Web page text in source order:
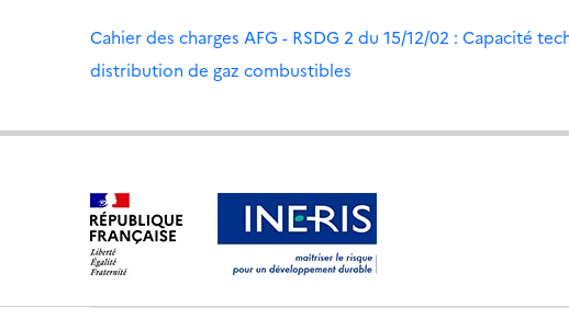
Cahier des charges AFG - RSDG 2 du 15/12/02 : Capacité
distribution de gaz combustibles